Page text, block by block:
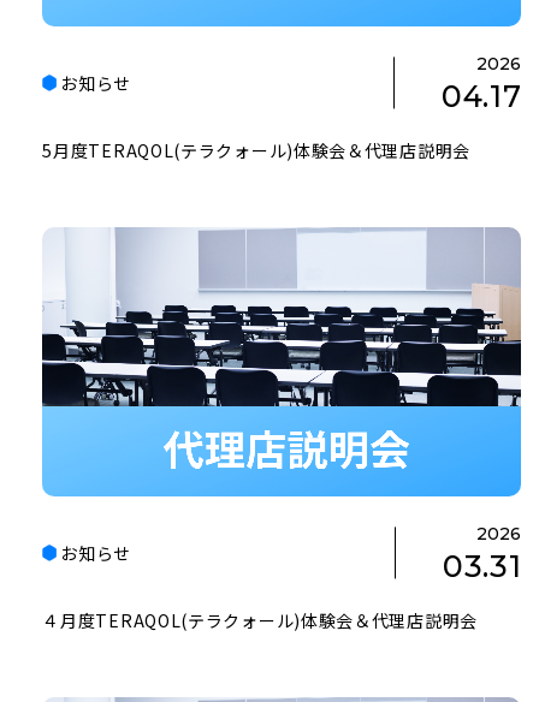
お知らせ
2026
04.17
5月度TERAQOL(テラクォール)体験会＆代理店説明会
お知らせ
2026
03.31
４月度TERAQOL(テラクォール)体験会＆代理店説明会